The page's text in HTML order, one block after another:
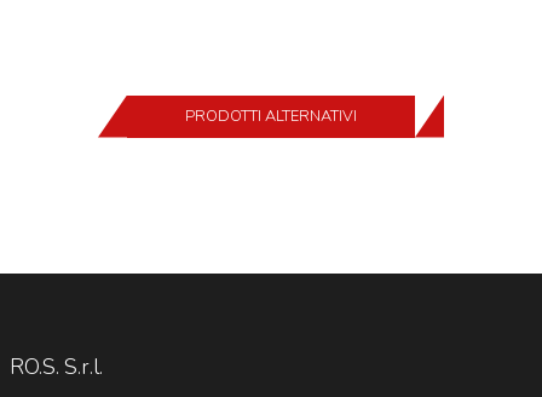
PRODOTTI ALTERNATIVI
RO.S. S.r.l.